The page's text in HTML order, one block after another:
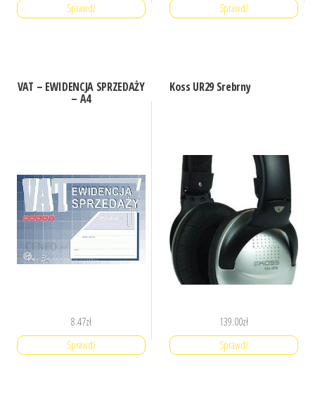
Sprawdź Sprawdź
VAT – EWIDENCJA SPRZEDAŻY
– A4
8.47zł
Sprawdź
Koss UR29 Srebrny
139.00zł
Sprawdź